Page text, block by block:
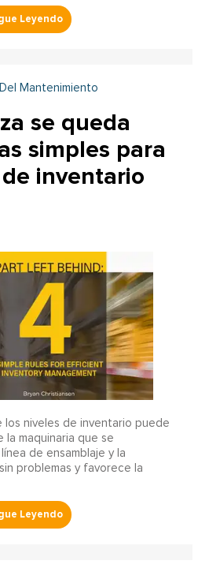
Mantenimiento
se queda
simples para
inventario
niveles de inventario puede
maquinaria que se
de ensamblaje y la
problemas y favorece la